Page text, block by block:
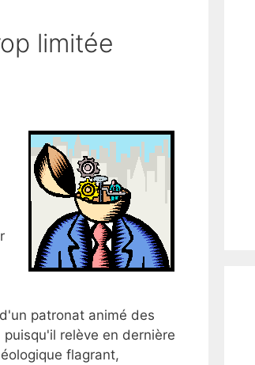
limitée
patronat animé des
relève en dernière
flagrant,